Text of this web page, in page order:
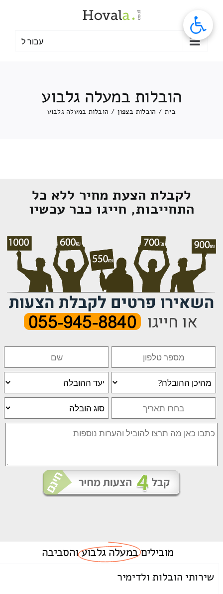
עבור ל
הובלות במעלה גלבוע
בית / הובלות בצפון / הובלות במעלה גלבוע
לקבלת הצעת מחיר ללא כל
התחייבות, חייגו כבר עכשיו
מוביליםבמעלה גלבועוהסביבה
שירותי הובלות ולדימיר